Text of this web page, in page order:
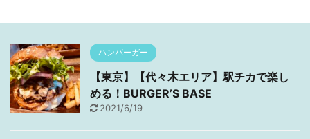
ハンバーガー
【東京】【代々木エリア】駅チカで楽し
める！BURGER’S BASE
2021/6/19